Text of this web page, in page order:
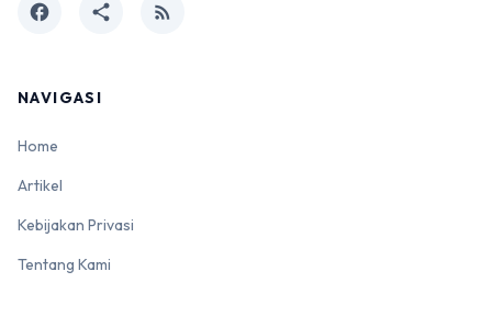
facebook share rss_feed
NAVIGASI
Home
Artikel
Kebijakan Privasi
Tentang Kami